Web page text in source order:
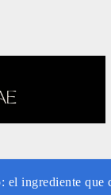
el ingrediente que